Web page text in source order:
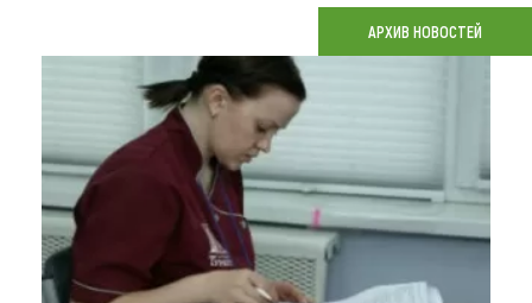
О регионе
Коллекция впечатлений
Другие рубрики
АРХИВ НОВОСТЕЙ